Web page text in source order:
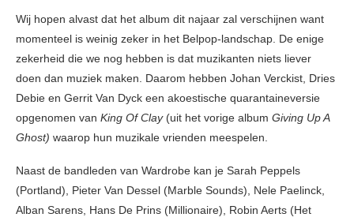
Wij hopen alvast dat het album dit najaar zal verschijnen want
momenteel is weinig zeker in het Belpop-landschap. De enige
zekerheid die we nog hebben is dat muzikanten niets liever
doen dan muziek maken. Daarom hebben Johan Verckist, Dries
Debie en Gerrit Van Dyck een akoestische quarantaineversie
opgenomen van King Of Clay (uit het vorige album Giving Up A
Ghost) waarop hun muzikale vrienden meespelen.
Naast de bandleden van Wardrobe kan je Sarah Peppels
(Portland), Pieter Van Dessel (Marble Sounds), Nele Paelinck,
Alban Sarens, Hans De Prins (Millionaire), Robin Aerts (Het